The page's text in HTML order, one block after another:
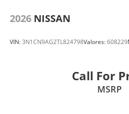
2026 NISSAN
VIN:3N1CN9AG2TL824798Valores:608229
Call For
MSRP